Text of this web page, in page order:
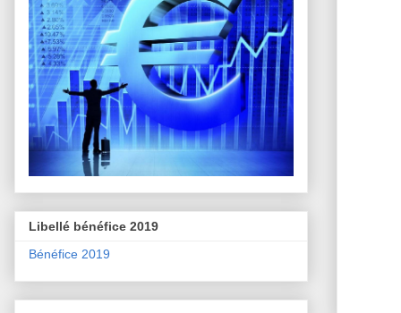
Libellé bénéfice 2019
Bénéfice 2019